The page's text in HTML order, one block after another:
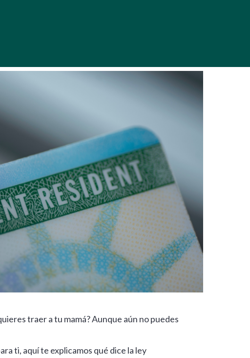
traer a tu mamá? Aunque aún no puedes
ti, aquí te explicamos qué dice la ley